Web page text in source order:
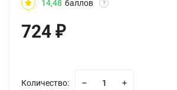
14,48 баллов ?
724 ₽
Количество: